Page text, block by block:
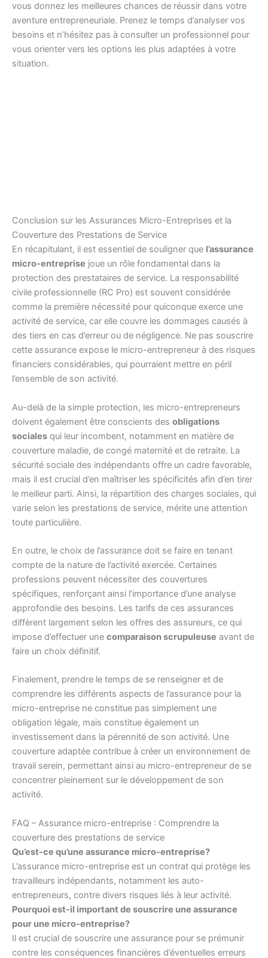
vous donnez les meilleures chances de réussir dans votre
aventure entrepreneuriale. Prenez le temps d’analyser vos
besoins et n’hésitez pas à consulter un professionnel pour
vous orienter vers les options les plus adaptées à votre
situation.
Conclusion sur les Assurances Micro-Entreprises et la
Couverture des Prestations de Service
En récapitulant, il est essentiel de souligner que l’assurance
micro-entreprise joue un rôle fondamental dans la
protection des prestataires de service. La responsabilité
civile professionnelle (RC Pro) est souvent considérée
comme la première nécessité pour quiconque exerce une
activité de service, car elle couvre les dommages causés à
des tiers en cas d’erreur ou de négligence. Ne pas souscrire
cette assurance expose le micro-entrepreneur à des risques
financiers considérables, qui pourraient mettre en péril
l’ensemble de son activité.
Au-delà de la simple protection, les micro-entrepreneurs
doivent également être conscients des obligations
sociales qui leur incombent, notamment en matière de
couverture maladie, de congé maternité et de retraite. La
sécurité sociale des indépendants offre un cadre favorable,
mais il est crucial d’en maîtriser les spécificités afin d’en tirer
le meilleur parti. Ainsi, la répartition des charges sociales, qui
varie selon les prestations de service, mérite une attention
toute particulière.
En outre, le choix de l’assurance doit se faire en tenant
compte de la nature de l’activité exercée. Certaines
professions peuvent nécessiter des couvertures
spécifiques, renforçant ainsi l’importance d’une analyse
approfondie des besoins. Les tarifs de ces assurances
diffèrent largement selon les offres des assureurs, ce qui
impose d’effectuer une comparaison scrupuleuse avant de
faire un choix définitif.
Finalement, prendre le temps de se renseigner et de
comprendre les différents aspects de l’assurance pour la
micro-entreprise ne constitue pas simplement une
obligation légale, mais constitue également un
investissement dans la pérennité de son activité. Une
couverture adaptée contribue à créer un environnement de
travail serein, permettant ainsi au micro-entrepreneur de se
concentrer pleinement sur le développement de son
activité.
FAQ – Assurance micro-entreprise : Comprendre la
couverture des prestations de service
Qu’est-ce qu’une assurance micro-entreprise?
L’assurance micro-entreprise est un contrat qui protège les
travailleurs indépendants, notamment les auto-
entrepreneurs, contre divers risques liés à leur activité.
Pourquoi est-il important de souscrire une assurance
pour une micro-entreprise?
Il est crucial de souscrire une assurance pour se prémunir
contre les conséquences financières d’éventuelles erreurs